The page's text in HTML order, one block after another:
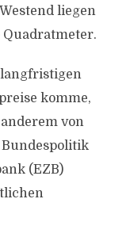
liegen
Quadratmeter.
langfristigen
komme,
von
(EZB)